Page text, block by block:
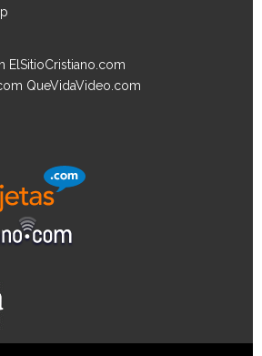
ElSitioCristiano.com
QueVidaVideo.com